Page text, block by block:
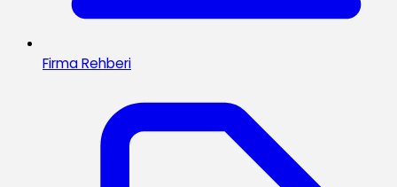
Firma Rehberi